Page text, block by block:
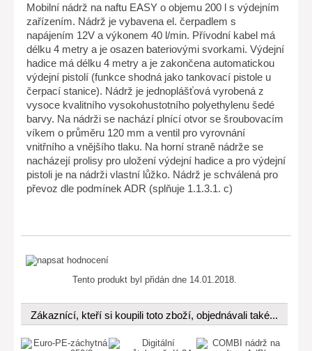
Mobilní nádrž na naftu EASY o objemu 200 l s výdejním
zařízením. Nádrž je vybavena el. čerpadlem s
napájením 12V a výkonem 40 l/min. Přívodní kabel má
délku 4 metry a je osazen bateriovými svorkami. Výdejní
hadice má délku 4 metry a je zakončena automatickou
výdejní pistolí (funkce shodná jako tankovací pistole u
čerpací stanice). Nádrž je jednoplášťová vyrobená z
vysoce kvalitního vysokohustotního polyethylenu šedé
barvy. Na nádrži se nachází plnící otvor se šroubovacím
víkem o průměru 120 mm a ventil pro vyrovnání
vnitřního a vnějšího tlaku. Na horní straně nádrže se
nacházejí prolisy pro uložení výdejní hadice a pro výdejní
pistoli je na nádrži vlastní lůžko. Nádrž je schválená pro
převoz dle podmínek ADR (splňuje 1.1.3.1. c)
Tento produkt byl přidán dne 14.01.2018.
Zákaznící, kteří si koupili toto zboží, objednávali také...